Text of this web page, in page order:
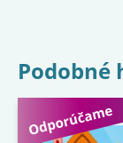
Podobné